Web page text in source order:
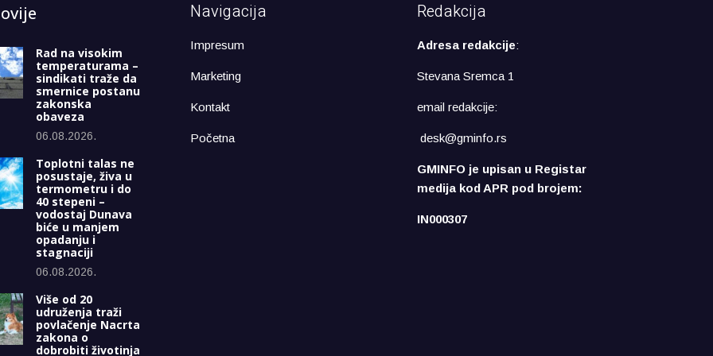
Rad na visokim
temperaturama –
sindikati traže da
smernice postanu
zakonska
obaveza
06.08.2026.
Toplotni talas ne
posustaje, živa u
termometru i do
40 stepeni –
vodostaj Dunava
biće u manjem
opadanju i
stagnaciji
06.08.2026.
Više od 20
udruženja traži
povlačenje Nacrta
zakona o
dobrobiti životinja
Navigacija
Impresum
Marketing
Kontakt
Početna
Redakcija
Adresa redakcije:
Stevana Sremca 1
email redakcije:
desk@gminfo.rs
GMINFO je upisan u Registar
medija kod APR pod brojem:
IN000307